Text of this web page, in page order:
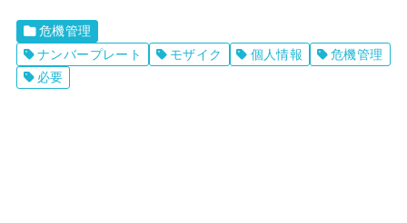
危機管理
ナンバープレート
モザイク 個人情報
危機管理
必要